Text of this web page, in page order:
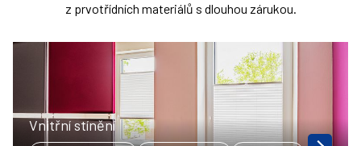
z prvotřídních materiálů s dlouhou zárukou.
Vnitřní stínění